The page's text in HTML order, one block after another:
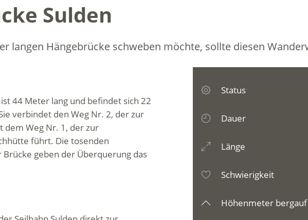
Sulden
langen Hängebrücke schweben möchte, sollte diesen
44 Meter lang und befindet sich 22
verbindet den Weg Nr. 2, der zur
Weg Nr. 1, der zur
führt. Die tosenden
geben der Überquerung das
Status
Dauer
Länge
Schwierigkeit
Höhenmeter bergauf